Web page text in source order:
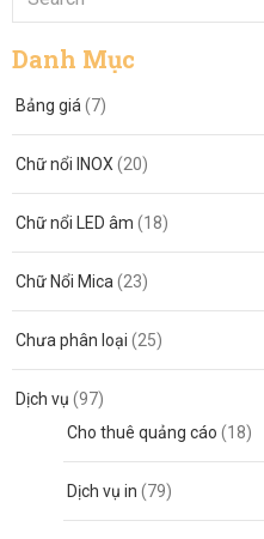
Danh Mục
Bảng giá (7)
Chữ nổi INOX (20)
Chữ nổi LED âm (18)
Chữ Nổi Mica (23)
Chưa phân loại (25)
Dịch vụ (97)
Cho thuê quảng cáo (18)
Dịch vụ in (79)